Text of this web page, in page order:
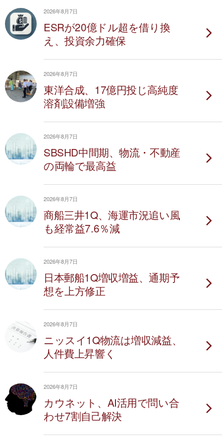
2026年8月7日
ESRが20億ドル超を借り換
え、投資余力確保
2026年8月7日
東洋合成、17億円投じ高純度
溶剤設備増強
2026年8月7日
SBSHD中間期、物流・不動産
の両輪で最高益
2026年8月7日
商船三井1Q、海運市況追い風
も経常益7.6％減
2026年8月7日
日本郵船1Q増収増益、通期予
想を上方修正
2026年8月7日
ニッスイ1Q物流は増収減益、
人件費上昇響く
2026年8月7日
カウネット、AI活用で問い合
わせ7割自己解決